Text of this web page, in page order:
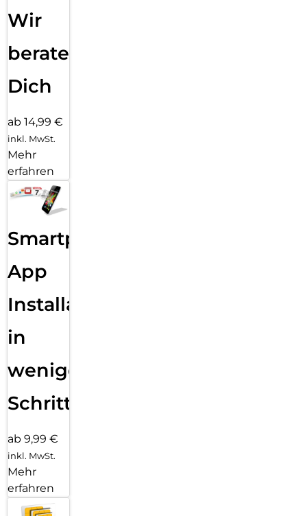
Wir
beraten
Dich
ab 14,99 €
inkl. MwSt.
Mehr
erfahren
Smartphone
App
Installation
in
wenigen
Schritten
ab 9,99 €
inkl. MwSt.
Mehr
erfahren